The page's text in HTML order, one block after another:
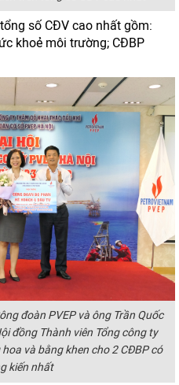
số CĐV cao nhất gồm:
khoẻ môi trường; CĐBP
đoàn PVEP và ông Trần Quốc
đồng Thành viên Tổng công ty
và bằng khen cho 2 CĐBP có
kiến nhất